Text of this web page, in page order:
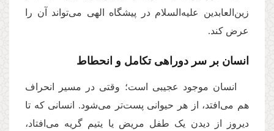
زین‌العابدین علیه‌السلام در پیشگاه الهی می‌تواند آن را
عرض کند.
انسان بر سر دوراهی تکامل و انحطاط
انسان موجود عجیبی است؛ وقتی در مسیر انحراف
هم می‌افتد، از هر حیوانی پست‌تر می‌شود. انسانی که تا
دیروز از دیدن یک طفل مریض یا یتیم گریه می‌افتاد،